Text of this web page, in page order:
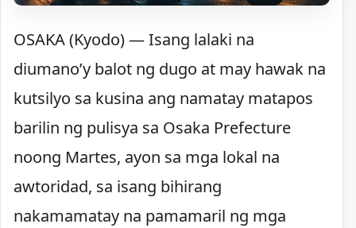
OSAKA (Kyodo) — Isang lalaki na
diumano’y balot ng dugo at may hawak na
kutsilyo sa kusina ang namatay matapos
barilin ng pulisya sa Osaka Prefecture
noong Martes, ayon sa mga lokal na
awtoridad, sa isang bihirang
nakamamatay na pamamaril ng mga